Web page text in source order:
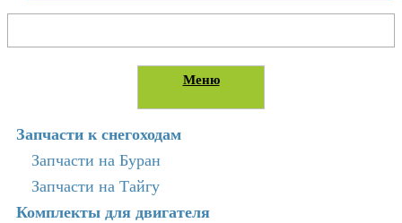
Меню
Запчасти к снегоходам
Запчасти на Буран
Запчасти на Тайгу
Комплекты для двигателя